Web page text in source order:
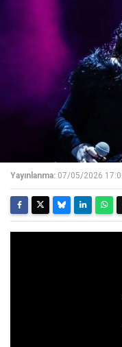
Yayınlanma: 07/05/2026